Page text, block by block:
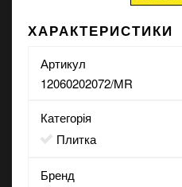
ХАРАКТЕРИСТИКИ
Артикул
12060202072/MR
Категорія
Плитка
Бренд